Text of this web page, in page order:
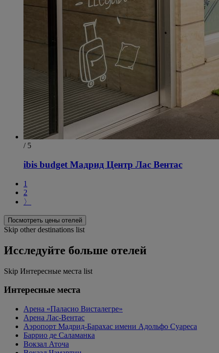
/ 5
ibis budget Мадрид Центр Лас Вентас
1
2
〉
Посмотреть цены отелей
Skip other destinations list
Исследуйте больше отелей
Skip Интересные места list
Интересные места
Арена «Паласио Висталегре»
Арена Лас-Вентас
Аэропорт Мадрид-Барахас имени Адольфо Суареса
Баррио де Саламанка
Вокзал Аточа